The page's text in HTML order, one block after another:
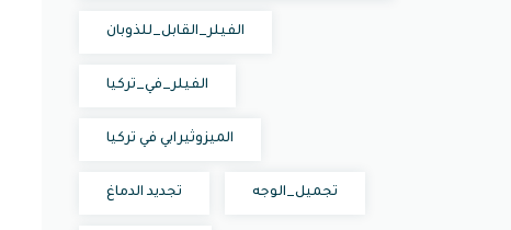
الفيلر_القابل_للذوبان
الفيلر_في_تركيا
الميزوثيرابي في تركيا
تجديد الدماغ تجميل_الوجه